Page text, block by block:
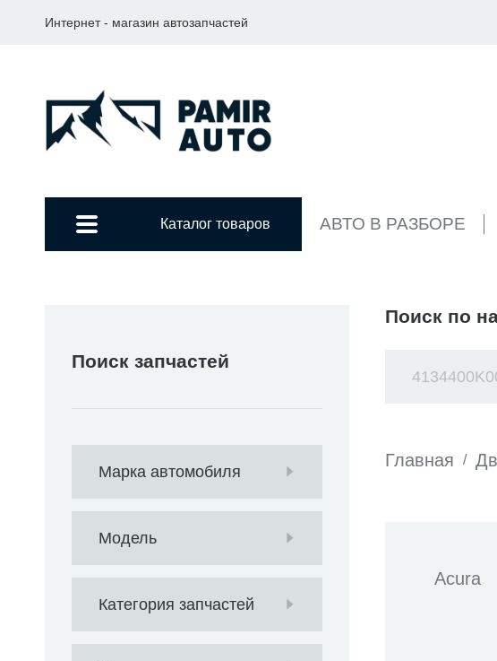
Интернет - магазин автозапчастей
Каталог товаров АВТО В РАЗБОРЕ
Поиск запчастей
Марка автомобиля
Модель
Категория запчастей
Поиск по
Главная /
Acura